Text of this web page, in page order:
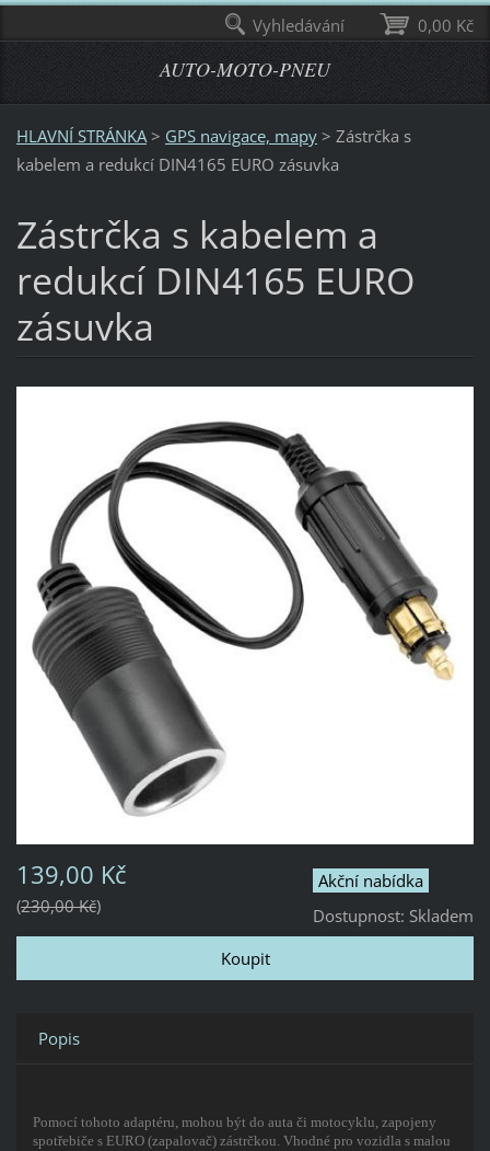
AUTO-MOTO-PNEU
HLAVNÍ STRÁNKA > GPS navigace, mapy > Zástrčka s
kabelem a redukcí DIN4165 EURO zásuvka
Zástrčka s kabelem a
redukcí DIN4165 EURO
zásuvka
Akční nabídka
Dostupnost: Skladem
139,00 Kč
230,00 Kč
Popis
Pomocí tohoto adaptéru, mohou být do auta či motocyklu, zapojeny
spotřebiče s EURO (zapalovač) zástrčkou. Vhodné pro vozidla s malou
0,00 Kč
Vyhledávání